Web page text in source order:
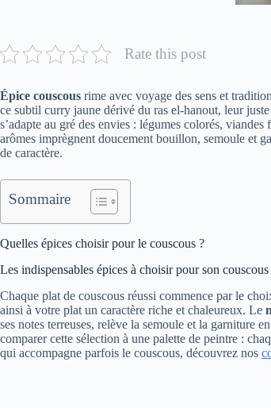
Rate this post
Épice couscous rime avec voyage des sens et
ce subtil curry jaune dérivé du ras el-hanout, leur
s’adapte au gré des envies : légumes colorés,
arômes imprègnent doucement bouillon, semoule et
de caractère.
Sommaire
Quelles épices choisir pour le couscous ?
Les indispensables épices à choisir pour son couscous
Chaque plat de couscous réussi commence par le
ainsi à votre plat un caractère riche et chaleureux. Le
ses notes terreuses, relève la semoule et la garniture
comparer cette sélection à une palette de peintre :
qui accompagne parfois le couscous, découvrez nos